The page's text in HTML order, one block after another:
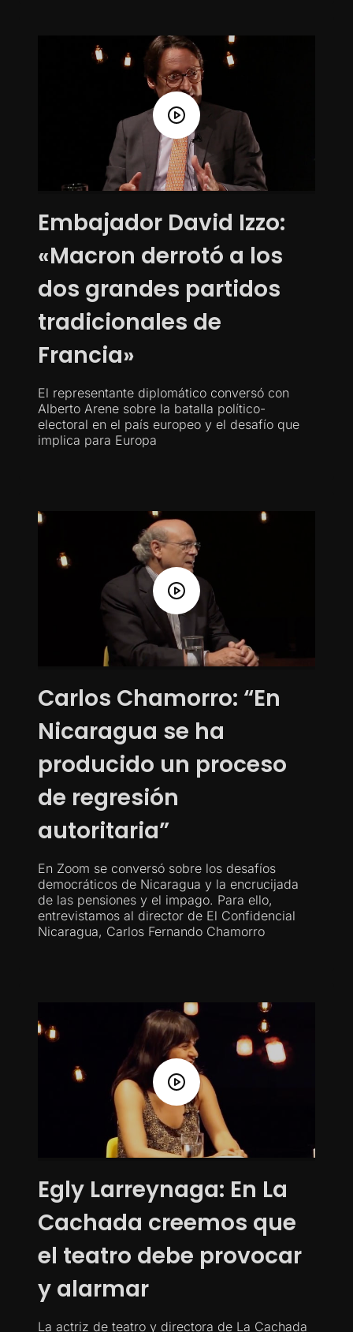
Embajador David Izzo:
«Macron derrotó a los
dos grandes partidos
tradicionales de
Francia»
El representante diplomático conversó con
Alberto Arene sobre la batalla político-
electoral en el país europeo y el desafío que
implica para Europa
Carlos Chamorro: “En
Nicaragua se ha
producido un proceso
de regresión
autoritaria”
En Zoom se conversó sobre los desafíos
democráticos de Nicaragua y la encrucijada
de las pensiones y el impago. Para ello,
entrevistamos al director de El Confidencial
Nicaragua, Carlos Fernando Chamorro
Egly Larreynaga: En La
Cachada creemos que
el teatro debe provocar
y alarmar
La actriz de teatro y directora de La Cachada